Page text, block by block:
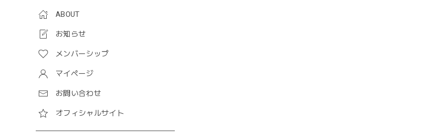
ABOUT
お知らせ
メンバーシップ
マイページ
お問い合わせ
オフィシャルサイト